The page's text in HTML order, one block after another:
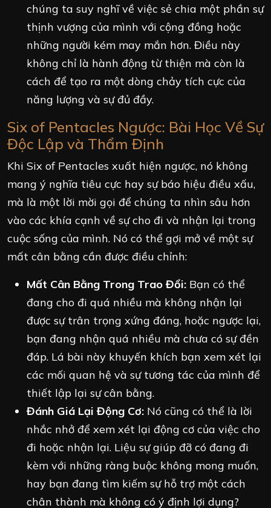
chúng ta suy nghĩ về việc sẻ chia một phần sự
thịnh vượng của mình với cộng đồng hoặc
những người kém may mắn hơn. Điều này
không chỉ là hành động từ thiện mà còn là
cách để tạo ra một dòng chảy tích cực của
năng lượng và sự đủ đầy.
Six of Pentacles Ngược: Bài Học Về Sự
Độc Lập và Thẩm Định
Khi Six of Pentacles xuất hiện ngược, nó không
mang ý nghĩa tiêu cực hay sự báo hiệu điều xấu,
mà là một lời mời gọi để chúng ta nhìn sâu hơn
vào các khía cạnh về sự cho đi và nhận lại trong
cuộc sống của mình. Nó có thể gợi mở về một sự
mất cân bằng cần được điều chỉnh:
Mất Cân Bằng Trong Trao Đổi: Bạn có thể
đang cho đi quá nhiều mà không nhận lại
được sự trân trọng xứng đáng, hoặc ngược lại,
bạn đang nhận quá nhiều mà chưa có sự đền
đáp. Lá bài này khuyến khích bạn xem xét lại
các mối quan hệ và sự tương tác của mình để
thiết lập lại sự cân bằng.
Đánh Giá Lại Động Cơ: Nó cũng có thể là lời
nhắc nhở để xem xét lại động cơ của việc cho
đi hoặc nhận lại. Liệu sự giúp đỡ có đang đi
kèm với những ràng buộc không mong muốn,
hay bạn đang tìm kiếm sự hỗ trợ một cách
chân thành mà không có ý định lợi dụng?